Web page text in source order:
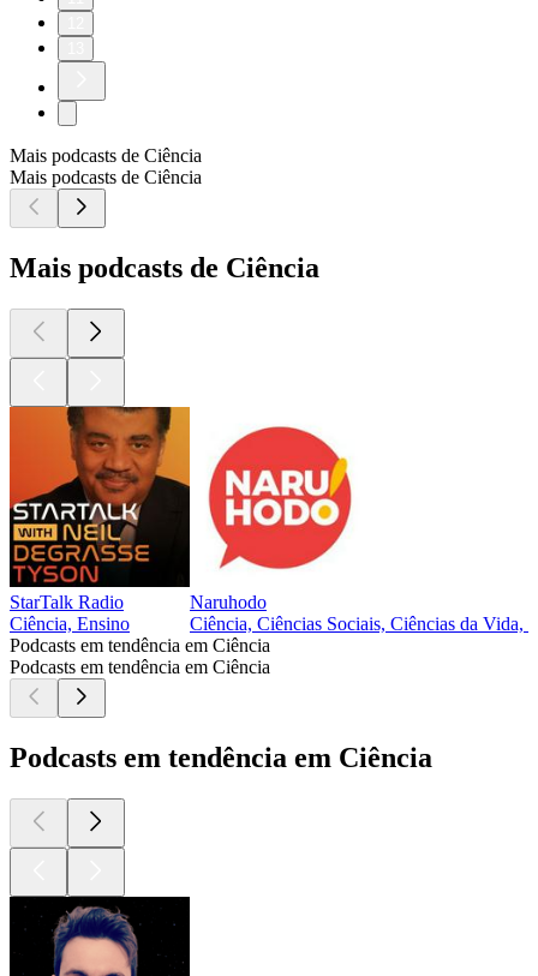
Mais podcasts de Ciência
Mais podcasts de Ciência
Mais podcasts de Ciência
StarTalk Radio
Ciência, Ensino
Naruhodo
Ciência, Ciências Sociais, Ciências da Vida,
Podcasts em tendência em Ciência
Podcasts em tendência em Ciência
Podcasts em tendência em Ciência